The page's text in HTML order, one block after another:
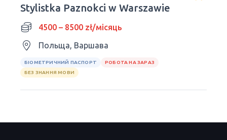
Stylistka Paznokci w Warszawie
4500 – 8500 zł/місяць
Польща, Варшава
БІОМЕТРИЧНИЙ ПАСПОРТ
РОБОТА НА ЗАРАЗ
БЕЗ ЗНАННЯ МОВИ